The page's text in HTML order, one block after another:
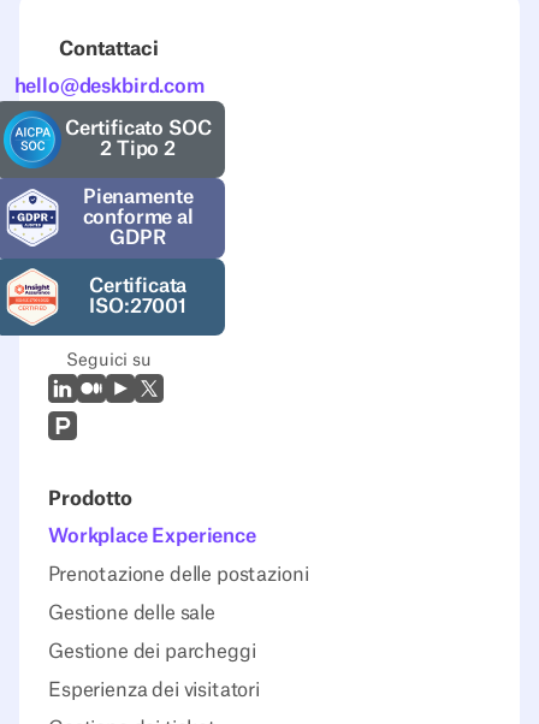
Contattaci
hello@deskbird.com
Certificato SOC
2 Tipo 2
Pienamente
conforme al
GDPR
Certificata
ISO:27001
Seguici su
LinkedIn
MedioYoutubeX (Twitter)
Prodcut Hunt
Prodotto
Workplace Experience
Prenotazione delle postazioni
Gestione delle sale
Gestione dei parcheggi
Esperienza dei visitatori